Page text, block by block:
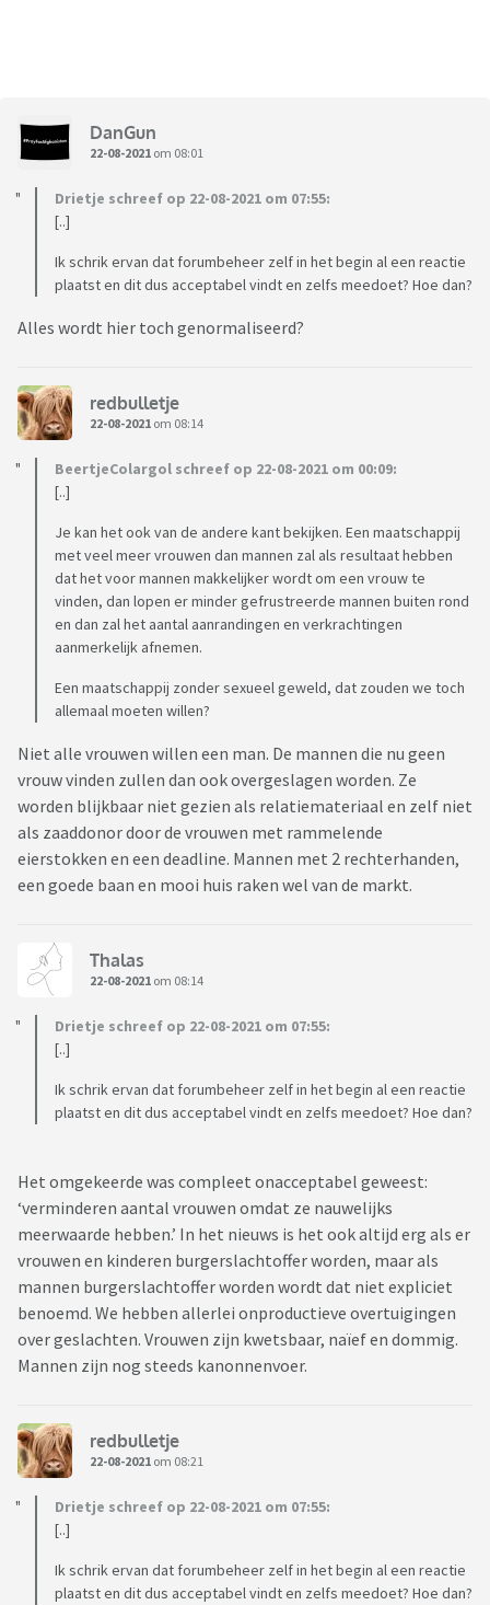
DanGun
22-08-2021 om 08:01
Drietje schreef op 22-08-2021 om 07:55:
[..]
Ik schrik ervan dat forumbeheer zelf in het begin al een reactie
plaatst en dit dus acceptabel vindt en zelfs meedoet? Hoe dan?
Alles wordt hier toch genormaliseerd?
redbulletje
22-08-2021 om 08:14
BeertjeColargol schreef op 22-08-2021 om 00:09:
[..]
Je kan het ook van de andere kant bekijken. Een maatschappij
met veel meer vrouwen dan mannen zal als resultaat hebben
dat het voor mannen makkelijker wordt om een vrouw te
vinden, dan lopen er minder gefrustreerde mannen buiten rond
en dan zal het aantal aanrandingen en verkrachtingen
aanmerkelijk afnemen.
Een maatschappij zonder sexueel geweld, dat zouden we toch
allemaal moeten willen?
Niet alle vrouwen willen een man. De mannen die nu geen
vrouw vinden zullen dan ook overgeslagen worden. Ze
worden blijkbaar niet gezien als relatiemateriaal en zelf niet
als zaaddonor door de vrouwen met rammelende
eierstokken en een deadline. Mannen met 2 rechterhanden,
een goede baan en mooi huis raken wel van de markt.
Thalas
22-08-2021 om 08:14
Drietje schreef op 22-08-2021 om 07:55:
[..]
Ik schrik ervan dat forumbeheer zelf in het begin al een reactie
plaatst en dit dus acceptabel vindt en zelfs meedoet? Hoe dan?
Het omgekeerde was compleet onacceptabel geweest:
‘verminderen aantal vrouwen omdat ze nauwelijks
meerwaarde hebben.’ In het nieuws is het ook altijd erg als er
vrouwen en kinderen burgerslachtoffer worden, maar als
mannen burgerslachtoffer worden wordt dat niet expliciet
benoemd. We hebben allerlei onproductieve overtuigingen
over geslachten. Vrouwen zijn kwetsbaar, naïef en dommig.
Mannen zijn nog steeds kanonnenvoer.
redbulletje
22-08-2021 om 08:21
Drietje schreef op 22-08-2021 om 07:55:
[..]
Ik schrik ervan dat forumbeheer zelf in het begin al een reactie
plaatst en dit dus acceptabel vindt en zelfs meedoet? Hoe dan?